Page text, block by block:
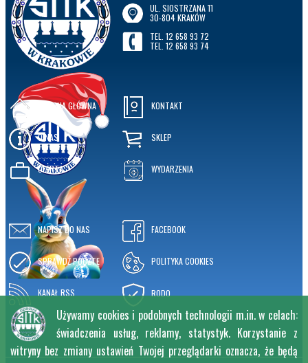
UL. SIOSTRZANA 11
30-804 KRAKÓW
TEL. 12 658 93 72
TEL. 12 658 93 74
STRONA GŁÓWNA
O NAS
OFERTA
KONTAKT
SKLEP
WYDARZENIA
NAPISZ DO NAS
SPRAWDŹ POCZTĘ
KANAŁ RSS
FACEBOOK
POLITYKA COOKIES
RODO
Używamy cookies i podobnych technologii m.in. w celach:
świadczenia usług, reklamy, statystyk. Korzystanie z
witryny bez zmiany ustawień Twojej przeglądarki oznacza, że będą